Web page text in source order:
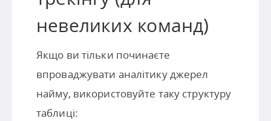
невеликих команд)
Якщо ви тільки починаєте
впроваджувати аналітику джерел
найму, використовуйте таку структуру
таблиці: